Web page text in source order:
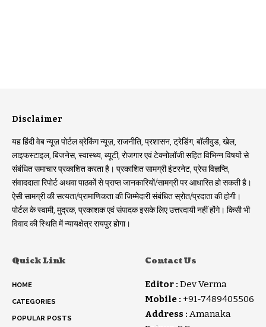
Disclaimer
यह हिंदी वेब न्यूज़ पोर्टल ब्रेकिंग न्यूज़, राजनीति, प्रशासन, ट्रेडिंग, बॉलीवुड, खेल,
लाइफस्टाइल, बिजनेस, स्वास्थ्य, ब्यूटी, रोजगार एवं टेक्नोलॉजी सहित विभिन्न विषयों से
संबंधित समाचार प्रकाशित करता है। प्रकाशित सामग्री इंटरनेट, प्रेस विज्ञप्ति,
संवाददाता रिपोर्ट अथवा पाठकों से प्राप्त जानकारियों/सामग्री पर आधारित हो सकती है।
ऐसी सामग्री की सत्यता/प्रामाणिकता की जिम्मेदारी संबंधित स्रोत/प्रदाता की होगी।
पोर्टल के स्वामी, मुद्रक, प्रकाशक एवं संपादक इसके लिए उत्तरदायी नहीं होंगे। किसी भी
विवाद की स्थिति में न्यायक्षेत्र रायपुर होगा।
Quick Link
HOME
CATEGORIES
POPULAR POSTS
Contact Us
Editor : Dev Verma
Mobile : +91-7489405506
Address : Amanaka